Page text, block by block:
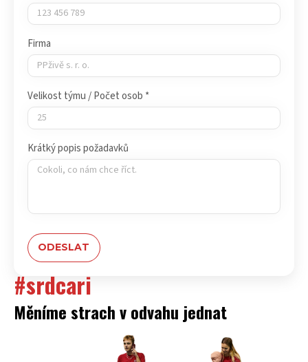
Firma
Velikost týmu / Počet osob *
Krátký popis požadavků
#srdcari
Měníme strach v odvahu jednat